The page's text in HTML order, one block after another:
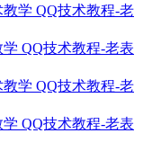
QQ技术教程-老表
QQ技术教程-老表